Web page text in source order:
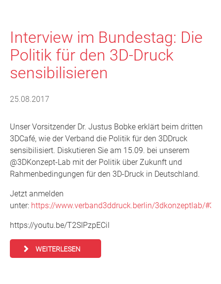
Interview im Bundestag: Die
Politik für den 3D-Druck
sensibilisieren
25.08.2017
Unser Vorsitzender Dr. Justus Bobke erklärt beim dritten
3DCafé, wie der Verband die Politik für den 3DDruck
sensibilisiert. Diskutieren Sie am 15.09. bei unserem
@3DKonzept-Lab mit der Politik über Zukunft und
Rahmenbedingungen für den 3D-Druck in Deutschland.
Jetzt anmelden
unter: https://www.verband3ddruck.berlin/3dkonzeptlab/
https://youtu.be/T2SIPzpECiI
WEITERLESEN